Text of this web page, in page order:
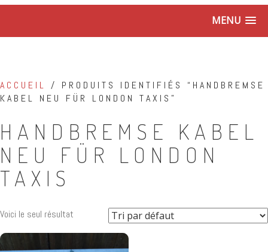
MENU
ACCUEIL / PRODUITS IDENTIFIÉS “HANDBREMSE
KABEL NEU FÜR LONDON TAXIS”
HANDBREMSE KABEL
NEU FÜR LONDON
TAXIS
Voici le seul résultat